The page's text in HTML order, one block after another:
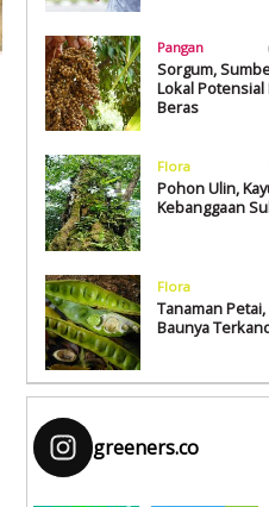
Pangan
Sorgum,
Lokal Potensial
Beras
Flora
Pohon Ulin,
Kebanggaan
Flora
Tanaman
Baunya
greeners.co